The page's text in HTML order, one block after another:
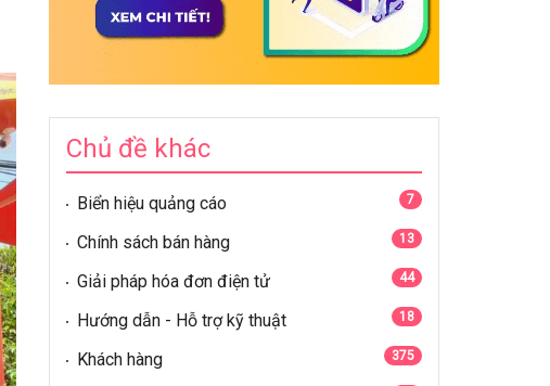
Chủ đề khác
Biển hiệu quảng cáo 7
Chính sách bán hàng 13
Giải pháp hóa đơn điện tử 44
Hướng dẫn - Hỗ trợ kỹ thuật 18
Khách hàng 375